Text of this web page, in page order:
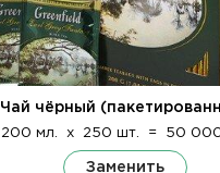
Чай чёрный
200 мл. x 250 шт. = 50 000
Заменить